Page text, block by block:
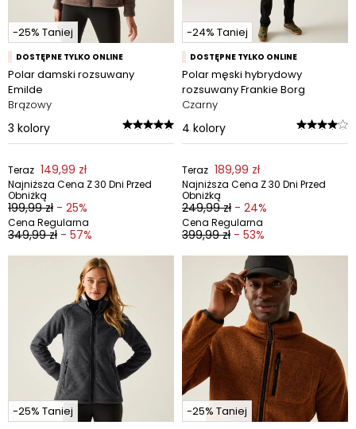
-25% Taniej
DOSTĘPNE TYLKO ONLINE
Polar damski rozsuwany
Emilde
Brązowy
3 kolory
Teraz 149,99 zł
Najniższa Cena Z 30 Dni Przed
Obniżką
199,99 zł - 25%
Cena Regularna
349,99 zł - 57%
-24% Taniej
DOSTĘPNE TYLKO ONLINE
Polar męski hybrydowy
rozsuwany Frankie Borg
Czarny
4 kolory
Teraz 189,99 zł
Najniższa Cena Z 30 Dni Przed
Obniżką
249,99 zł - 24%
Cena Regularna
399,99 zł - 53%
-25% Taniej -25% Taniej